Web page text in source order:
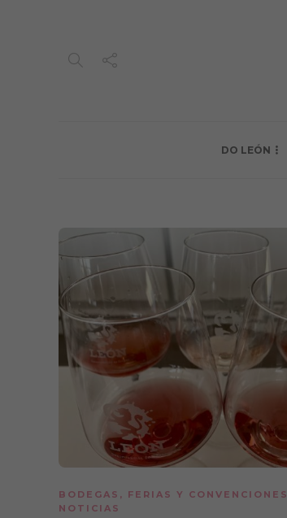
DO LEÓN
BODEGAS , FERIAS Y CONVENCIONES
NOTICIAS